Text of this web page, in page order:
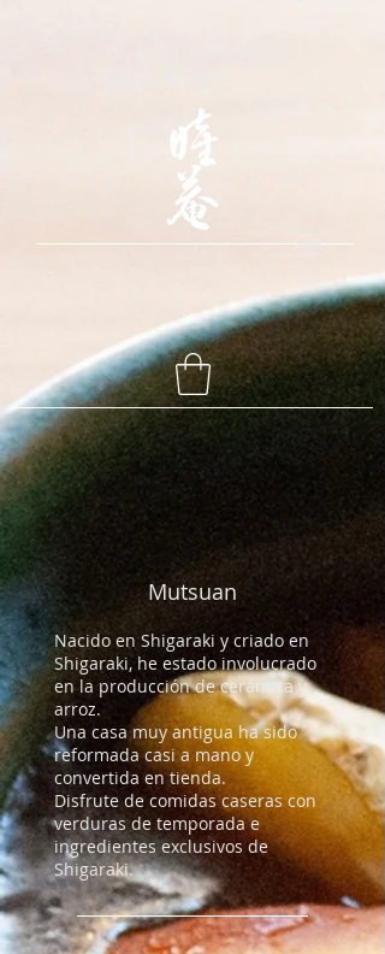
Mutsuan
Nacido en Shigaraki y criado en
Shigaraki, he estado involucrado
en la producción de cerámica y
arroz.
Una casa muy antigua ha sido
reformada casi a mano y
convertida en tienda.
​Disfrute de comidas caseras con
verduras de temporada e
ingredientes exclusivos de
Shigaraki.